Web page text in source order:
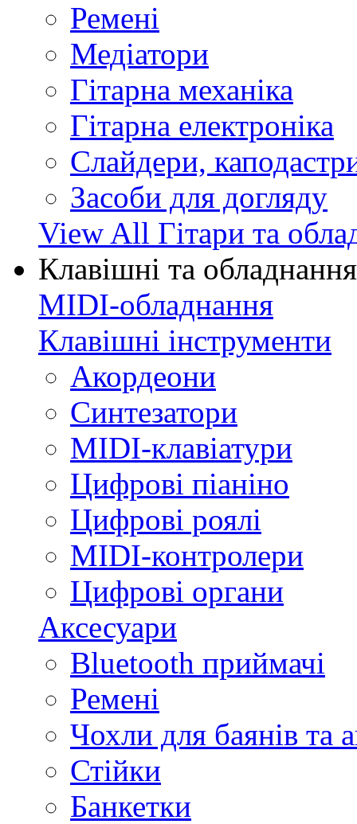
Ремені
Медіатори
Гітарна механіка
Гітарна електроніка
Слайдери,
Засоби для догляду
View All Гітари та
Клавішні та обладнання
MIDI-обладнання
Клавішні інструменти
Акордеони
Синтезатори
MIDI-клавіатури
Цифрові піаніно
Цифрові роялі
MIDI-контролери
Цифрові органи
Аксесуари
Bluetooth приймачі
Ремені
Чохли для баянів та
Стійки
Банкетки